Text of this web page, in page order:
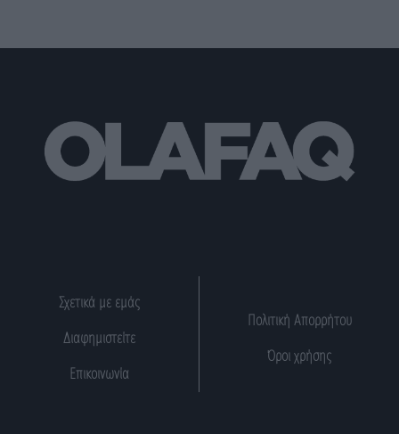
Σχετικά με εμάς
Διαφημιστείτε
Επικοινωνία
Πολιτική Απορρήτου
Όροι χρήσης